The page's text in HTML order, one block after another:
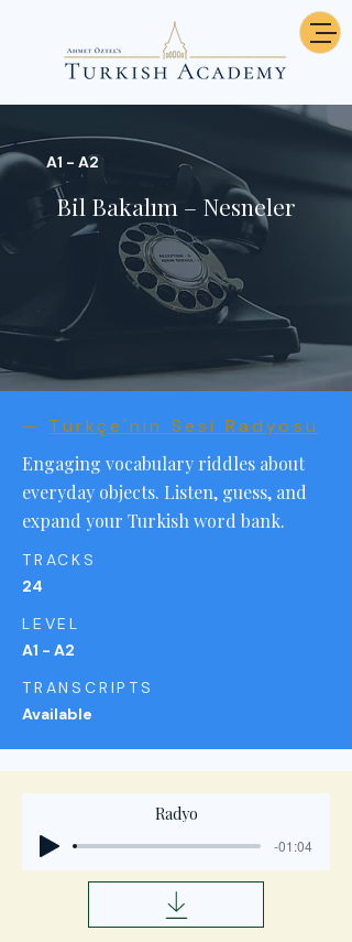
A1 - A2
Bil Bakalım – Nesneler
— Türkçe'nin Sesi Radyosu
Engaging vocabulary riddles about
everyday objects. Listen, guess, and
expand your Turkish word bank.
TRACKS
24
LEVEL
A1 - A2
TRANSCRIPTS
Available
Radyo
-01:04